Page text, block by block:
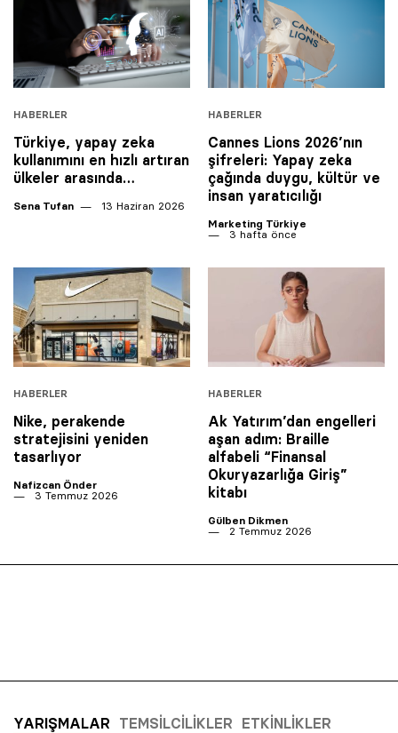
HABERLER
Türkiye, yapay zeka
kullanımını en hızlı artıran
ülkeler arasında…
Sena Tufan 13 Haziran 2026
HABERLER
Cannes Lions 2026’nın
şifreleri: Yapay zeka
çağında duygu, kültür ve
insan yaratıcılığı
Marketing Türkiye
3 hafta önce
HABERLER
Nike, perakende
stratejisini yeniden
tasarlıyor
Nafizcan Önder
3 Temmuz 2026
HABERLER
Ak Yatırım’dan engelleri
aşan adım: Braille
alfabeli “Finansal
Okuryazarlığa Giriş”
kitabı
Gülben Dikmen
2 Temmuz 2026
YARIŞMALAR TEMSILCILIKLER ETKINLIKLER